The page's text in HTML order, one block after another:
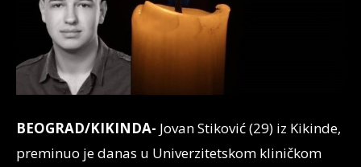
BEOGRAD/KIKINDA- Jovan Stiković (29) iz Kikinde,
preminuo je danas u Univerzitetskom kliničkom